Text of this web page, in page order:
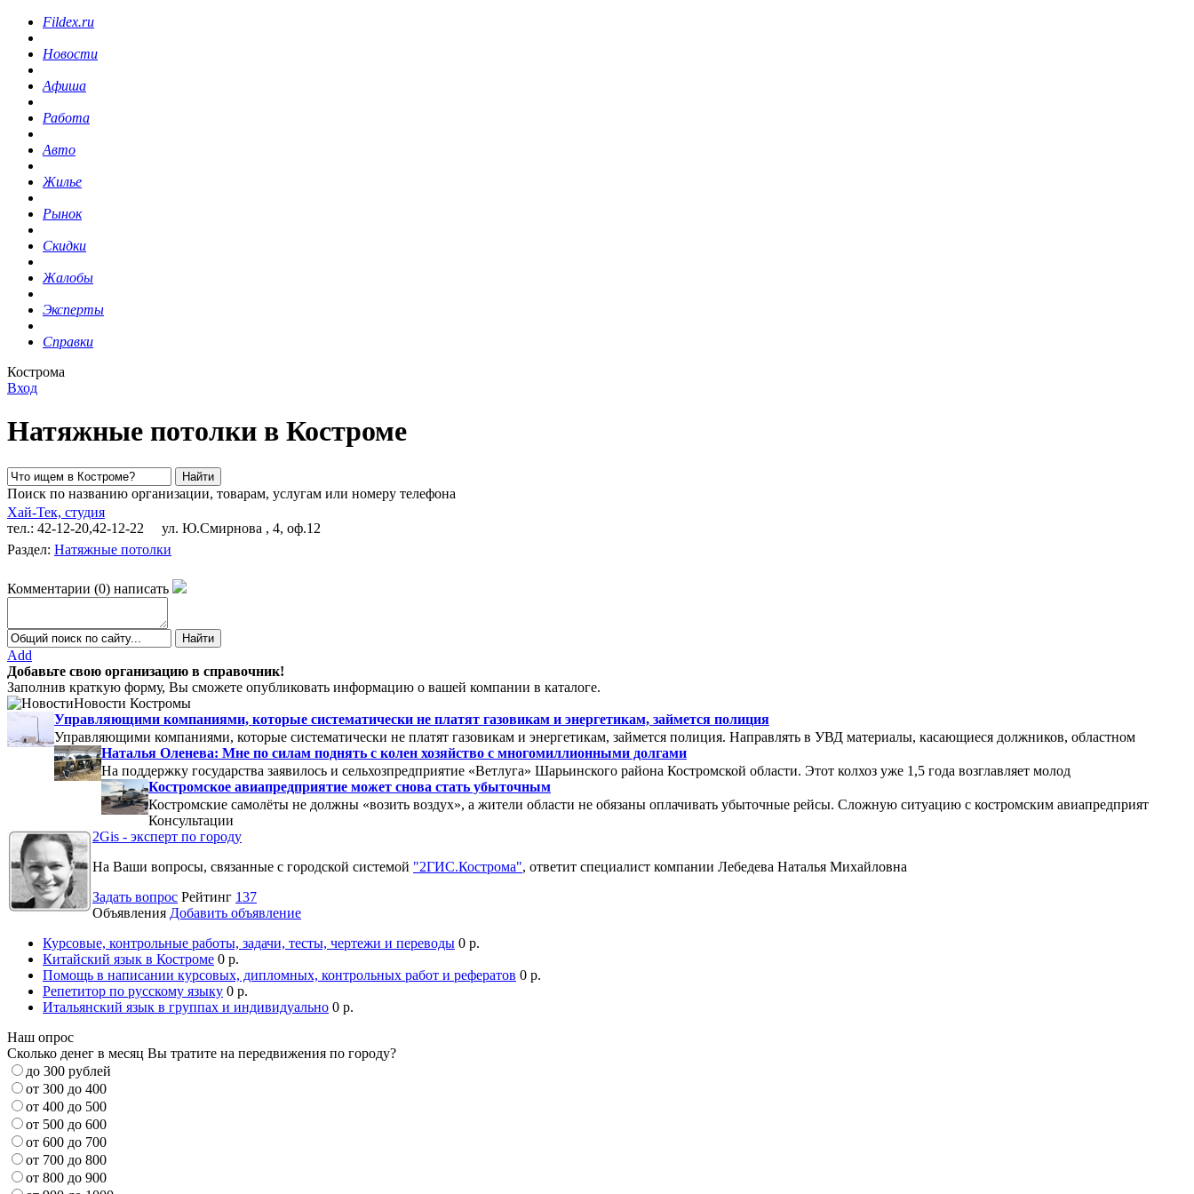
Fildex.ru
Новости
Афиша
Работа
Авто
Жилье
Рынок
Скидки
Жалобы
Эксперты
Справки
Кострома
Вход
Натяжные потолки в Костроме
Поиск по названию организации, товарам, услугам или номеру телефона
Хай-Тек, студия
тел.: 42-12-20,42-12-22
ул. Ю.Смирнова , 4, оф.12
Раздел: Натяжные потолки
Комментарии (0) написать
Add
Добавьте свою организацию в справочник!
Заполнив краткую форму, Вы сможете опубликовать информацию о вашей компании в каталоге.
Новости Костромы
Управляющими компаниями, которые систематически не платят газовикам и энергетикам, займется полиция
Управляющими компаниями, которые систематически не платят газовикам и энергетикам, займется полиция. Направлять в УВД материалы, касающиеся должников, областном
Наталья Оленева: Мне по силам поднять с колен хозяйство с многомиллионными долгами
На поддержку государства заявилось и сельхозпредприятие «Ветлуга» Шарьинского района Костромской области. Этот колхоз уже 1,5 года возглавляет молод
Костромское авиапредприятие может снова стать убыточным
Костромские самолёты не должны «возить воздух», а жители области не обязаны оплачивать убыточные рейсы. Сложную ситуацию с костромским авиапредприят
Консультации
2Gis - эксперт по городу
На Ваши вопросы, связанные с городской системой "2ГИС.Кострома", ответит специалист компании Лебедева Наталья Михайловна
Задать вопрос Рейтинг 137
Объявления Добавить объявление
Курсовые, контрольные работы, задачи, тесты, чертежи и переводы 0 р.
Китайский язык в Костроме 0 р.
Помощь в написании курсовых, дипломных, контрольных работ и рефератов 0 р.
Репетитор по русскому языку 0 р.
Итальянский язык в группах и индивидуально 0 р.
Наш опрос
Сколько денег в месяц Вы тратите на передвижения по городу?
до 300 рублей
от 300 до 400
от 400 до 500
от 500 до 600
от 600 до 700
от 700 до 800
от 800 до 900